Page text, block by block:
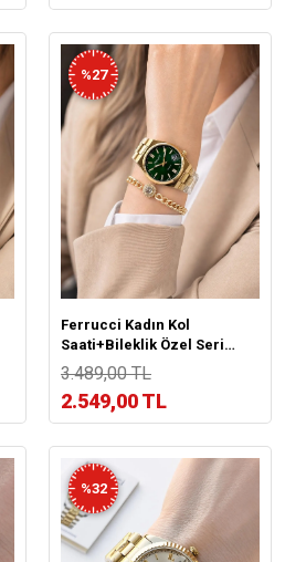
%27
Ferrucci Kadın Kol
Saati+Bileklik Özel Seri
Çelik Kordon Kararma Renk
Atma Yapmaz VS.BLKT.1042
3.489,00 TL
2.549,00 TL
%32